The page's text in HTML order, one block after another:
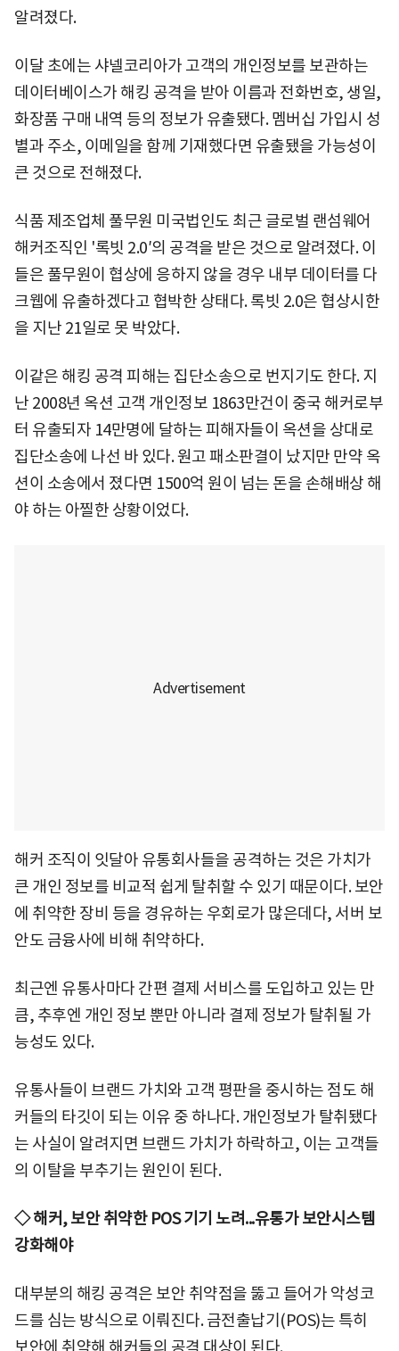
알려졌다.
이달 초에는 샤넬코리아가 고객의 개인정보를 보관하는
데이터베이스가 해킹 공격을 받아 이름과 전화번호, 생일,
화장품 구매 내역 등의 정보가 유출됐다. 멤버십 가입시 성
별과 주소, 이메일을 함께 기재했다면 유출됐을 가능성이
큰 것으로 전해졌다.
식품 제조업체 풀무원 미국법인도 최근 글로벌 랜섬웨어
해커조직인 '록빗 2.0′의 공격을 받은 것으로 알려졌다. 이
들은 풀무원이 협상에 응하지 않을 경우 내부 데이터를 다
크웹에 유출하겠다고 협박한 상태다. 록빗 2.0은 협상시한
을 지난 21일로 못 박았다.
이같은 해킹 공격 피해는 집단소송으로 번지기도 한다. 지
난 2008년 옥션 고객 개인정보 1863만건이 중국 해커로부
터 유출되자 14만명에 달하는 피해자들이 옥션을 상대로
집단소송에 나선 바 있다. 원고 패소판결이 났지만 만약 옥
션이 소송에서 졌다면 1500억 원이 넘는 돈을 손해배상 해
야 하는 아찔한 상황이었다.
해커 조직이 잇달아 유통회사들을 공격하는 것은 가치가
큰 개인 정보를 비교적 쉽게 탈취할 수 있기 때문이다. 보안
에 취약한 장비 등을 경유하는 우회로가 많은데다, 서버 보
안도 금융사에 비해 취약하다.
최근엔 유통사마다 간편 결제 서비스를 도입하고 있는 만
큼, 추후엔 개인 정보 뿐만 아니라 결제 정보가 탈취될 가
능성도 있다.
유통사들이 브랜드 가치와 고객 평판을 중시하는 점도 해
커들의 타깃이 되는 이유 중 하나다. 개인정보가 탈취됐다
는 사실이 알려지면 브랜드 가치가 하락하고, 이는 고객들
의 이탈을 부추기는 원인이 된다.
◇ 해커, 보안 취약한 POS 기기 노려...유통가 보안시스템
강화해야
대부분의 해킹 공격은 보안 취약점을 뚫고 들어가 악성코
드를 심는 방식으로 이뤄진다. 금전출납기(POS)는 특히